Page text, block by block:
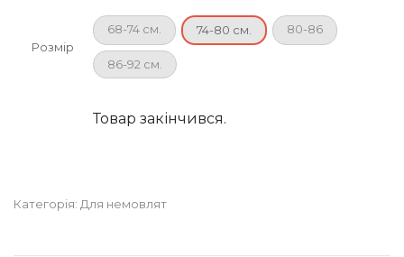
Розмір
68-74 см. 74-80 см. 80-86
86-92 см.
Товар закінчився.
Категорія: Для немовлят